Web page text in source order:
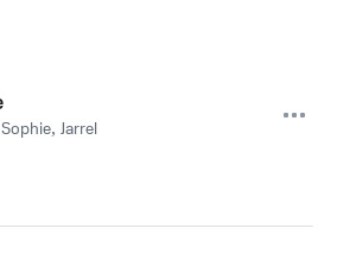
Sophie, Jarrel